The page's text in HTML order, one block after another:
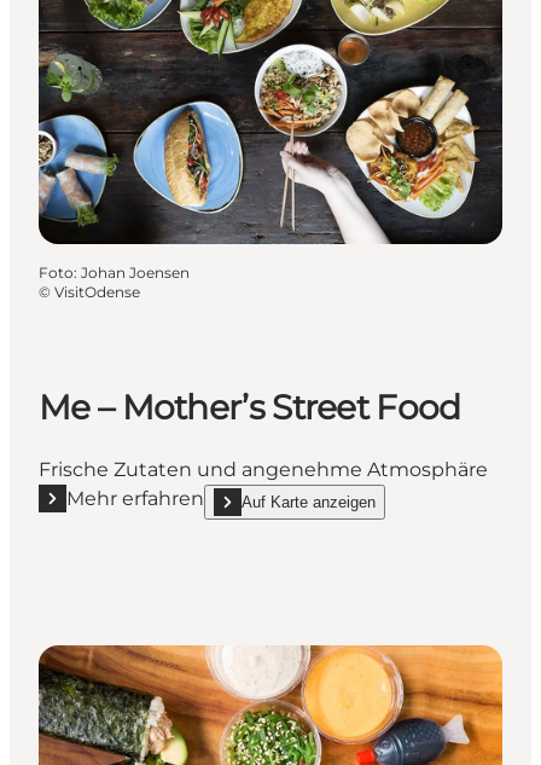
Foto: Johan Joensen
© VisitOdense
Me – Mother’s Street Food
Frische Zutaten und angenehme Atmosphäre
Mehr erfahren
Mehr erfahren "Me – Mother’s Street Food"
Auf Karte anzeigen
show Me – Mother’s Street Food on_map